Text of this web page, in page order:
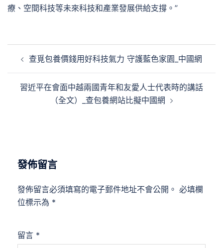
療、空間科技等未來科技和產業發展供給支撐。”
查覓包養價錢用好科技氣力 守護藍色家園_中國網
習近平在會面中越兩國青年和友愛人士代表時的講話
（全文）_查包養網站比擬中國網
發佈留言
發佈留言必須填寫的電子郵件地址不會公開。 必填欄
位標示為 *
留言 *